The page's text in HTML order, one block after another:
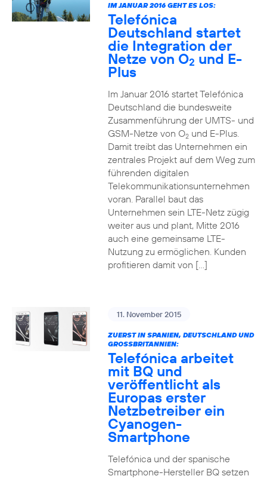
IM JANUAR 2016 GEHT ES LOS:
Telefónica
Deutschland startet
die Integration der
Netze von O2 und E-
Plus
Im Januar 2016 startet Telefónica
Deutschland die bundesweite
Zusammenführung der UMTS- und
GSM-Netze von O2und E-Plus.
Damit treibt das Unternehmen ein
zentrales Projekt auf dem Weg zum
führenden digitalen
Telekommunikationsunternehmen
voran. Parallel baut das
Unternehmen sein LTE-Netz zügig
weiter aus und plant, Mitte 2016
auch eine gemeinsame LTE-
Nutzung zu ermöglichen. Kunden
profitieren damit von […]
11. November 2015
ZUERST IN SPANIEN, DEUTSCHLAND UND
GROSSBRITANNIEN:
Telefónica arbeitet
mit BQ und
veröffentlicht als
Europas erster
Netzbetreiber ein
Cyanogen-
Smartphone
Telefónica und der spanische
Smartphone-Hersteller BQ setzen